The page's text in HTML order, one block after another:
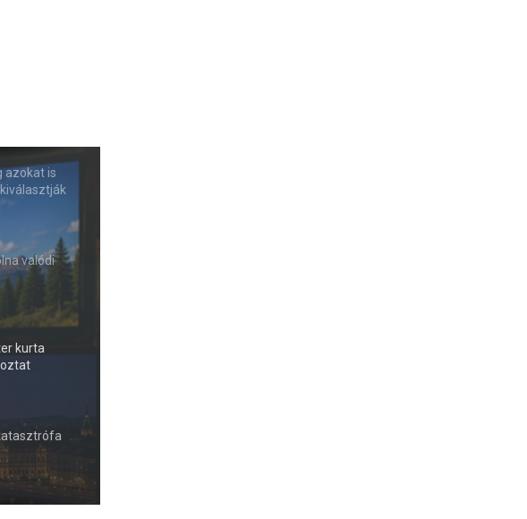
azokat is
valódi
kurta